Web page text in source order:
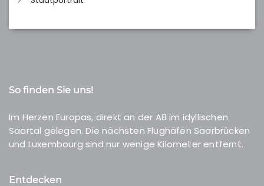
So finden Sie uns!
Im Herzen Europas, direkt an der A8 im idyllischen
Saartal gelegen. Die nächsten Flughäfen Saarbrücken
und Luxembourg sind nur wenige Kilometer entfernt.
Entdecken